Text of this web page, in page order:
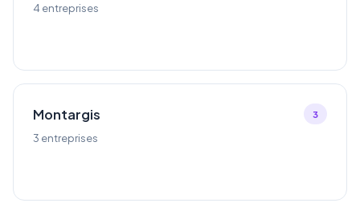
4 entreprises
Montargis
3 entreprises
3